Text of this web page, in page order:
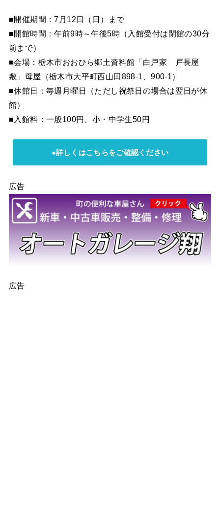
■開催期間：7月12日（日）まで
■開館時間：午前9時～午後5時（入館受付は閉館の30分
前まで）
■会場：栃木市おおひら郷土資料館「白戸家 戸長屋
敷」母屋（栃木市大平町西山田898-1、900-1）
■休館日：毎週月曜日（ただし祝祭日の場合は翌日が休
館）
■入館料：一般100円、小・中学生50円
●詳しくはこちらをご確認ください
広告
広告